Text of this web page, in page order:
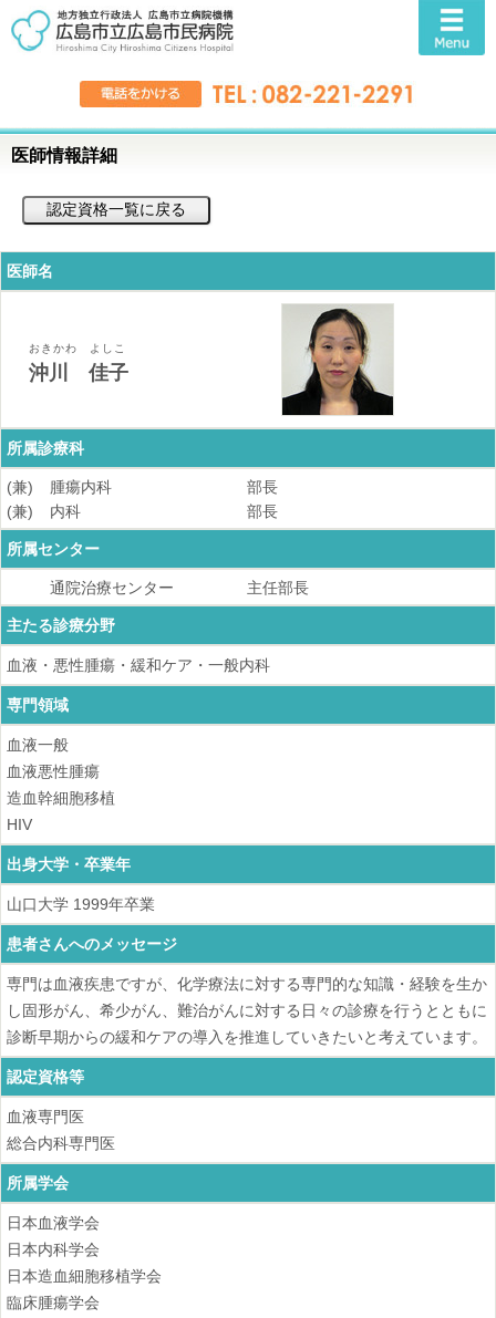
医師情報詳細
医師名
おきかわ よしこ
沖川 佳子
所属診療科
(兼) 腫瘍内科
部長
(兼)
内科 部長
所属センター
通院治療センター 主任部長
主たる診療分野
血液・悪性腫瘍・緩和ケア・一般内科
専門領域
血液一般
血液悪性腫瘍
造血幹細胞移植
HIV
出身大学・卒業年
山口大学 1999年卒業
患者さんへのメッセージ
専門は血液疾患ですが、化学療法に対する専門的な知識・経験を生か
し固形がん、希少がん、難治がんに対する日々の診療を行うとともに
診断早期からの緩和ケアの導入を推進していきたいと考えています。
認定資格等
血液専門医
総合内科専門医
所属学会
日本血液学会
日本内科学会
日本造血細胞移植学会
臨床腫瘍学会